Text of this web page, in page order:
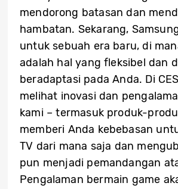
mendorong batasan dan
hambatan. Sekarang,
untuk sebuah era baru, di
adalah hal yang fleksibel dan
beradaptasi pada Anda. Di
melihat inovasi dan
kami – termasuk produk-
memberi Anda kebebasan
TV dari mana saja dan
pun menjadi pemandangan
Pengalaman bermain game